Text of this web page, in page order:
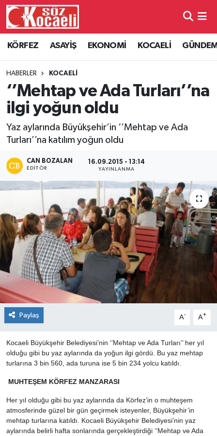
KÖRFEZ ASAYİŞ EKONOMİ KOCAELİ
HABERLER KOCAELİ
‘’Mehtap ve Ada Turları’’na
ilgi yoğun oldu
Yaz aylarında Büyükşehir’in ‘’Mehtap ve Ada
Turları’’na katılım yoğun oldu
CAN BOZALAN
EDITÖR
16.09.2015 - 13:14
YAYINLANMA
Paylaş A- A+
Kocaeli Büyükşehir Belediyesi’nin ‘’Mehtap ve Ada Turları’’ her yıl
olduğu gibi bu yaz aylarında da yoğun ilgi gördü. Bu yaz mehtap
turlarına 3 bin 560, ada turuna ise 5 bin 234 yolcu katıldı.
MUHTEŞEM KÖRFEZ MANZARASI
Her yıl olduğu gibi bu yaz aylarında da Körfez’in o muhteşem
atmosferinde güzel bir gün geçirmek isteyenler, Büyükşehir’in
mehtap turlarına katıldı. Kocaeli Büyükşehir Belediyesi’nin yaz
aylarında belirli hafta sonlarında gerçekleştirdiği ‘’Mehtap ve Ada
Kocaeli Hava Durumu
Kocaeli Namaz Vakitleri
Kocaeli Trafik Yoğunluk Haritası
Süper Lig Puan Durumu ve Fikstür
Tüm Manşetler
Son Dakika Haberleri
Haber Arşivi